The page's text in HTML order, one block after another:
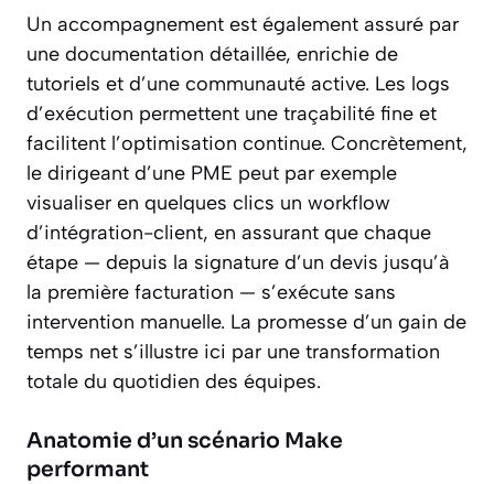
Un accompagnement est également assuré par
une documentation détaillée, enrichie de
tutoriels et d’une communauté active. Les logs
d’exécution permettent une traçabilité fine et
facilitent l’optimisation continue. Concrètement,
le dirigeant d’une PME peut par exemple
visualiser en quelques clics un workflow
d’intégration-client, en assurant que chaque
étape — depuis la signature d’un devis jusqu’à
la première facturation — s’exécute sans
intervention manuelle. La promesse d’un gain de
temps net s’illustre ici par une transformation
totale du quotidien des équipes.
Anatomie d’un scénario Make
performant